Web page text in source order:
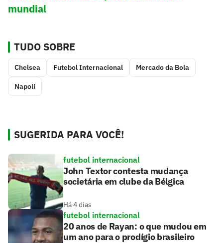
mundial
TUDO SOBRE
Chelsea Futebol Internacional Mercado da Bola
Napoli
SUGERIDA PARA VOCÊ!
futebol internacional
John Textor contesta mudança
societária em clube da Bélgica
Há 4 dias
futebol internacional
20 anos de Rayan: o que mudou em
um ano para o prodígio brasileiro